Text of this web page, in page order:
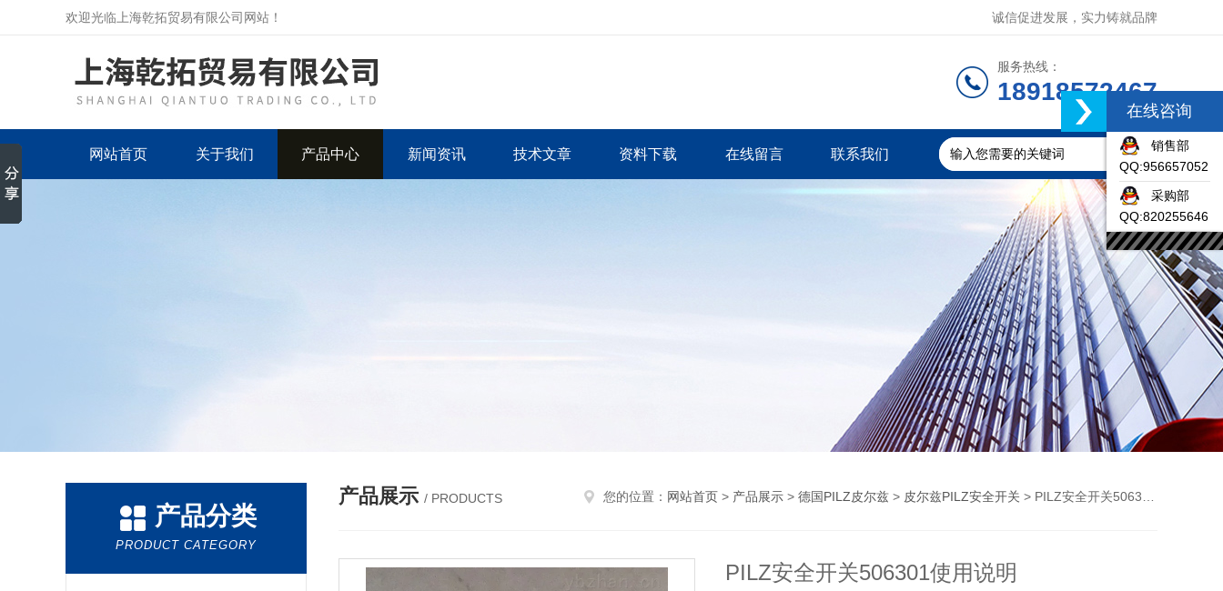
欢迎光临上海乾拓贸易有限公司网站！ 诚信促进发展，实力铸就品牌
服务热线：
18918572467
网站首页 关于我们 产品中心 新闻资讯 技术文章 资料下载 在线留言 联系我们
产品分类
PRODUCT CATEGORY
产品展示 / PRODUCTS 您的位置： 网站首页 > 产品展示 > 德国PILZ皮尔兹 > 皮尔兹PILZ安全开关 > PILZ安全开关506301使用说明
PILZ安全开关506301使用说明
在线咨询
销售部
QQ:956657052
采购部
QQ:820255646